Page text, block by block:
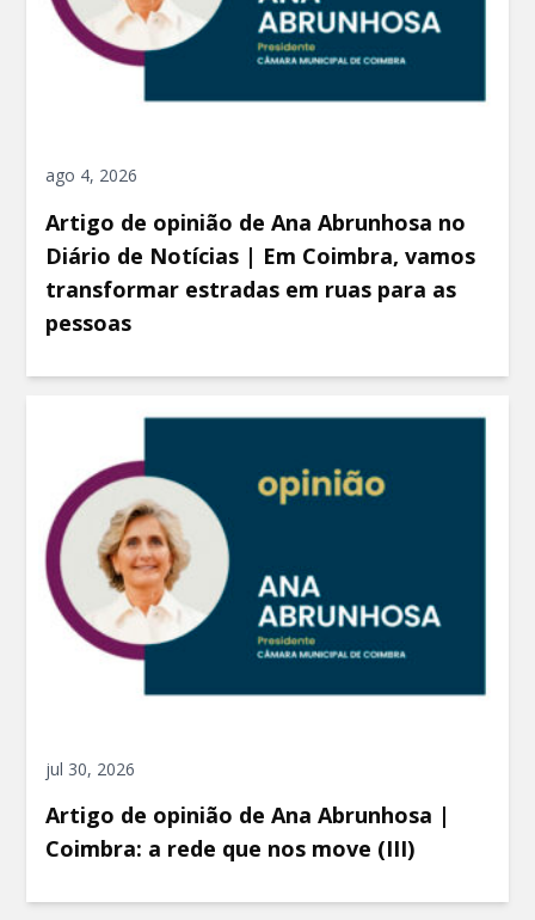
ago 4, 2026
Artigo de opinião de Ana Abrunhosa no
Diário de Notícias | Em Coimbra, vamos
transformar estradas em ruas para as
pessoas
jul 30, 2026
Artigo de opinião de Ana Abrunhosa |
Coimbra: a rede que nos move (III)